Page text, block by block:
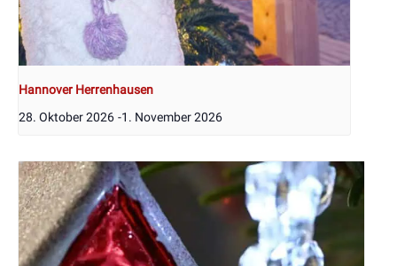
Hannover Herrenhausen
28. Oktober 2026 -1. November 2026